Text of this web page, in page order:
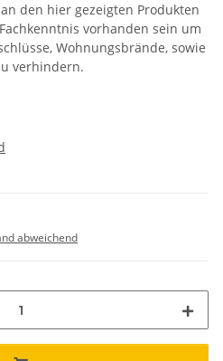
den hier gezeigten Produkten
vorhanden sein um
Wohnungsbrände, sowie
verhindern.
abweichend